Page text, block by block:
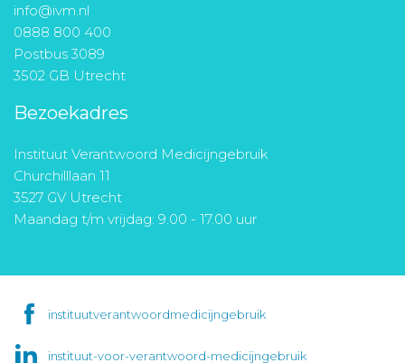
info@ivm.nl
0888 800 400
Postbus 3089
3502 GB Utrecht
Bezoekadres
Instituut Verantwoord Medicijngebruik
Churchilllaan 11
3527 GV Utrecht
Maandag t/m vrijdag: 9.00 - 17.00 uur
instituutverantwoordmedicijngebruik
instituut-voor-verantwoord-medicijngebruik